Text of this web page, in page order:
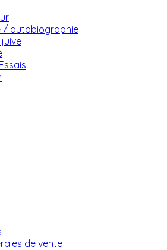
/ autobiographie
de vente